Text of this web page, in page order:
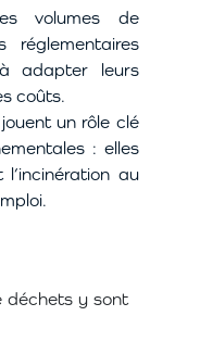
volumes de
adapter leurs
coûts.
un rôle clé
: elles
l’incinération au
déchets y sont